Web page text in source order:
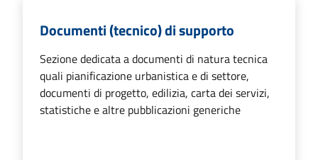
Documenti (tecnico) di supporto
Sezione dedicata a documenti di natura tecnica
quali pianificazione urbanistica e di settore,
documenti di progetto, edilizia, carta dei servizi,
statistiche e altre pubblicazioni generiche